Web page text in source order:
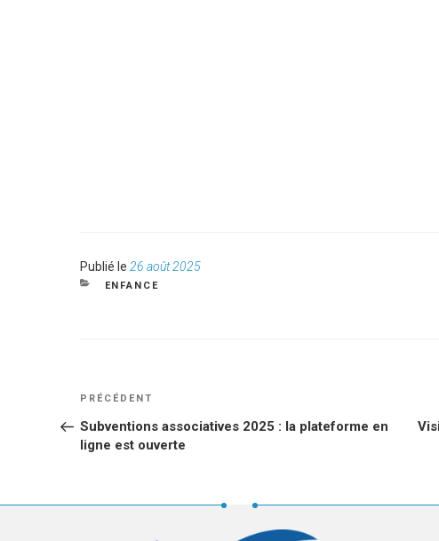
Publié le Publié
le
26 août 2025
CATÉGORIES
ENFANCE
NAVIGATION
DE
L’ARTICLE
Article
PRÉCÉDENT
Subventions associatives 2025 : la plateforme en
ligne est ouverte